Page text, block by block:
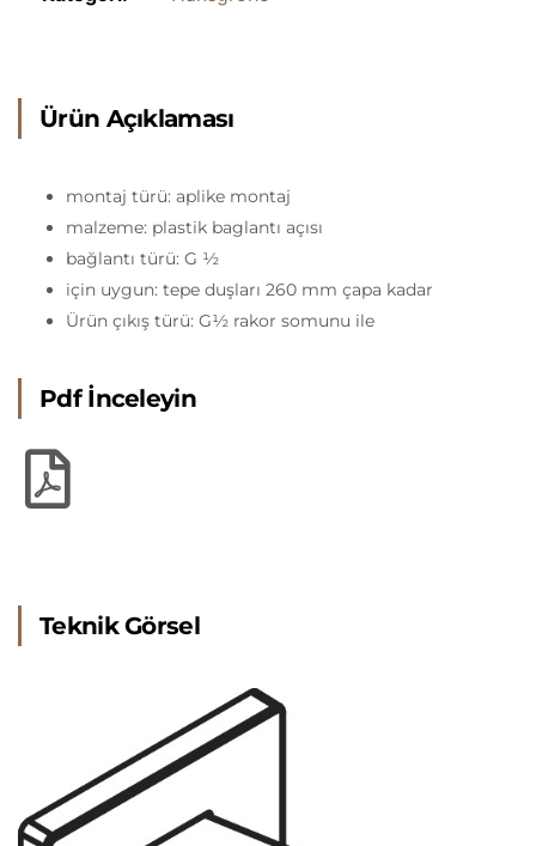
Ürün Açıklaması
montaj türü: aplike montaj
malzeme: plastik baglantı açısı
bağlantı türü: G ½
için uygun: tepe duşları 260 mm çapa kadar
Ürün çıkış türü: G½ rakor somunu ile
Pdf İnceleyin
Teknik Görsel